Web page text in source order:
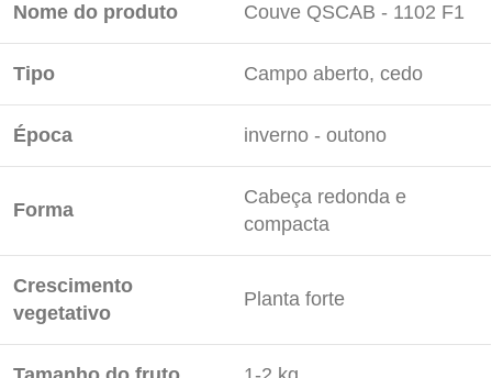
Nome do produto Couve QSCAB - 1102 F1
Tipo Campo aberto, cedo
Época inverno - outono
Forma
Cabeça redonda e
compacta
Crescimento
vegetativo
Planta forte